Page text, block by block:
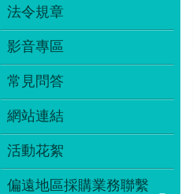
法令規章
影音專區
常見問答
網站連結
活動花絮
偏遠地區採購業務聯繫